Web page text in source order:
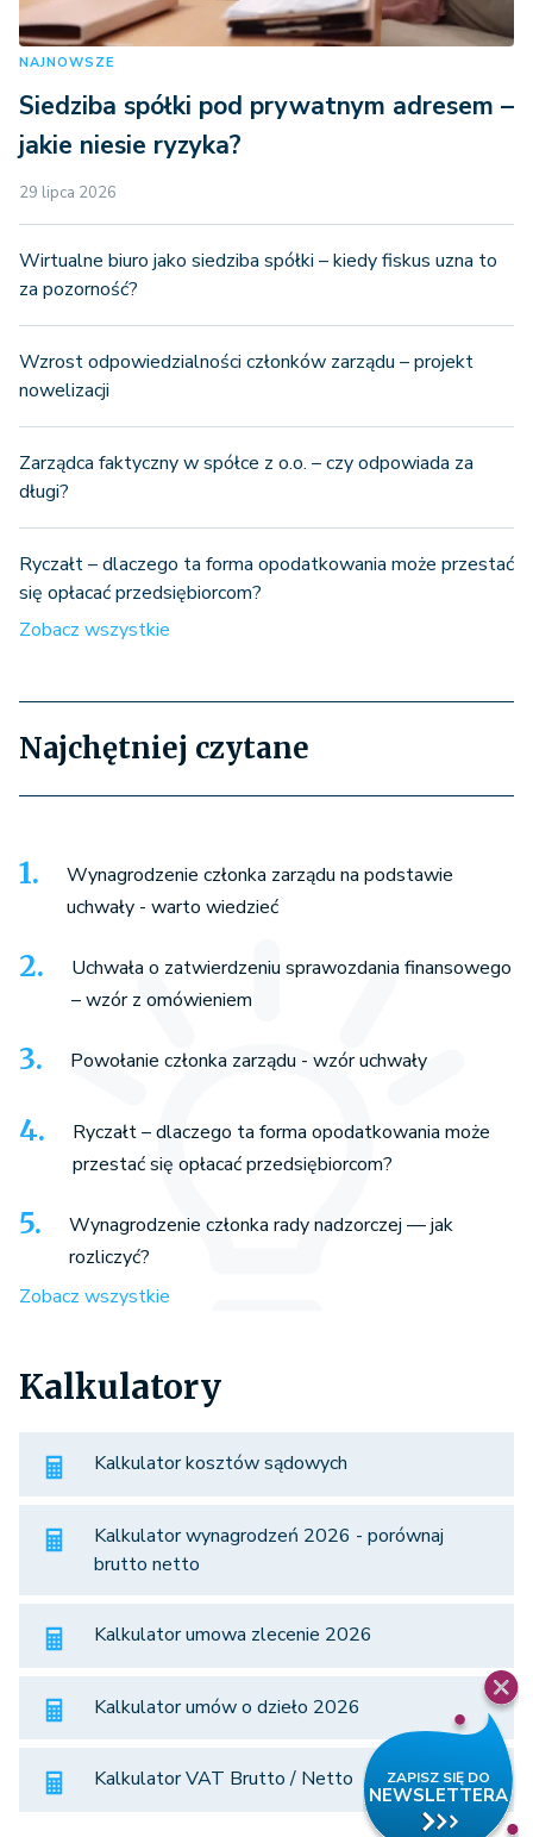
NAJNOWSZE
Siedziba spółki pod prywatnym adresem –
jakie niesie ryzyka?
29 lipca 2026
Wirtualne biuro jako siedziba spółki – kiedy fiskus uzna to
za pozorność?
Wzrost odpowiedzialności członków zarządu – projekt
nowelizacji
Zarządca faktyczny w spółce z o.o. – czy odpowiada za
długi?
Ryczałt – dlaczego ta forma opodatkowania może przestać
się opłacać przedsiębiorcom?
Zobacz wszystkie
Najchętniej czytane
Wynagrodzenie członka zarządu na podstawie
uchwały - warto wiedzieć
Uchwała o zatwierdzeniu sprawozdania finansowego
– wzór z omówieniem
Powołanie członka zarządu - wzór uchwały
Ryczałt – dlaczego ta forma opodatkowania może
przestać się opłacać przedsiębiorcom?
Wynagrodzenie członka rady nadzorczej — jak
rozliczyć?
Zobacz wszystkie
Kalkulatory
Kalkulator kosztów sądowych
Kalkulator wynagrodzeń 2026 - porównaj
brutto netto
Kalkulator umowa zlecenie 2026
Kalkulator umów o dzieło 2026
Kalkulator VAT Brutto / Netto